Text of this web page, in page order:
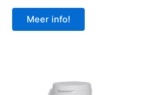
Meer info!